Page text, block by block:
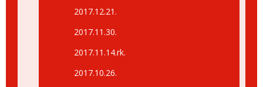
2017.12.21.
2017.11.30.
2017.11.14.rk.
2017.10.26.